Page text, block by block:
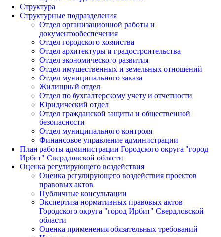
Структура
Структурные подразделения
Отдел организационной работы и
документообеспечения
Отдел городского хозяйства
Отдел архитектуры и градостроительства
Отдел экономического развития
Отдел имущественных и земельных отношений
Отдел муниципального заказа
Жилищный отдел
Отдел по бухгалтерскому учету и отчетности
Юридический отдел
Отдел гражданской защиты и общественной
безопасности
Отдел муниципального контроля
Финансовое управление администрации
План работы администрации Городского округа "город
Ирбит" Свердловской области
Оценка регулирующего воздействия
Оценка регулирующего воздействия проектов
правовых актов
Публичные консультации
Экспертиза нормативных правовых актов
Городского округа "город Ирбит" Свердловской
области
Оценка применения обязательных требований